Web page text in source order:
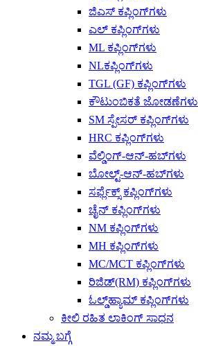
ಜಿಎಸ್ ಕಪ್ಲಿಂಗ್‌ಗಳು
ಎಲ್ ಕಪ್ಲಿಂಗ್‌ಗಳು
ML ಕಪ್ಲಿಂಗ್‌ಗಳು
NLಕಪ್ಲಿಂಗ್‌ಗಳು
TGL (GF) ಕಪ್ಲಿಂಗ್‌ಗಳು
ಕೌಟುಂಬಿಕತೆ ಜೋಡಣೆಗಳು
SM ಸ್ಪೇಸರ್ ಕಪ್ಲಿಂಗ್‌ಗಳು
HRC ಕಪ್ಲಿಂಗ್‌ಗಳು
ವೆಲ್ಡಿಂಗ್-ಆನ್-ಹಬ್‌ಗಳು
ಬೋಲ್ಟ್-ಆನ್-ಹಬ್‌ಗಳು
ಸರ್ಫ್ಲೆಕ್ಸ್ ಕಪ್ಲಿಂಗ್‌ಗಳು
ಚೈನ್ ಕಪ್ಲಿಂಗ್‌ಗಳು
NM ಕಪ್ಲಿಂಗ್‌ಗಳು
MH ಕಪ್ಲಿಂಗ್‌ಗಳು
MC/MCT ಕಪ್ಲಿಂಗ್‌ಗಳು
ರಿಜಿಡ್(RM) ಕಪ್ಲಿಂಗ್‌ಗಳು
ಓಲ್ಡ್‌ಹ್ಯಾಮ್ ಕಪ್ಲಿಂಗ್‌ಗಳು
ಕೀಲಿ ರಹಿತ ಲಾಕಿಂಗ್ ಸಾಧನ
ನಮ್ಮ ಬಗ್ಗೆ